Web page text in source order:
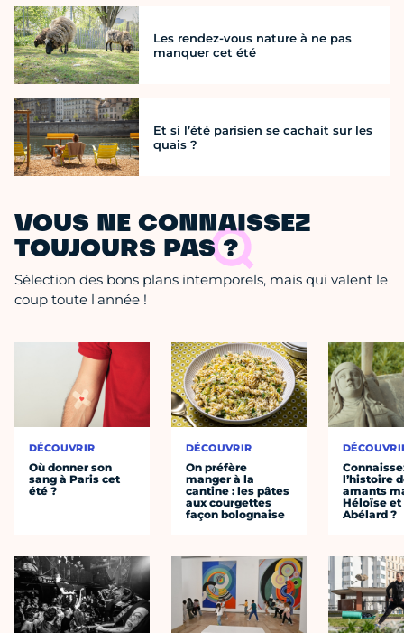
Les rendez-vous nature à ne pas
manquer cet été
Et si l’été parisien se cachait sur les
quais ?
VOUS NE CONNAISSEZ
TOUJOURS PAS ?
Sélection des bons plans intemporels, mais qui valent le
coup toute l'année !
DÉCOUVRIR
Où donner son
sang à Paris cet
été ?
DÉCOUVRIR
On préfère
manger à la
cantine : les pâtes
aux courgettes
façon bolognaise
l’histoire
amants
Héloïse et
Abélard ?